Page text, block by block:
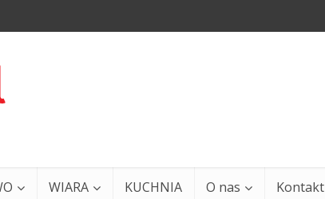
WIARA KUCHNIA O nas Kontakt